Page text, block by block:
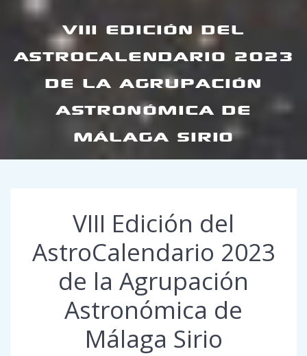
VIII EDICIÓN DEL
ASTROCALENDARIO 2023
DE LA AGRUPACIÓN
ASTRONÓMICA DE
MÁLAGA SIRIO
VIII Edición del
AstroCalendario 2023
de la Agrupación
Astronómica de
Málaga Sirio